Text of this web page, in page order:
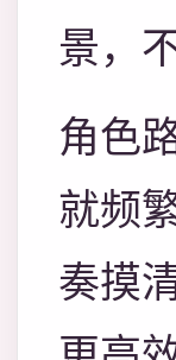
景，
角色
就频
奏摸